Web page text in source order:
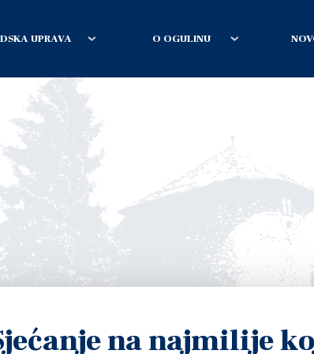
UPRAVA O OGULINU
na najmilije